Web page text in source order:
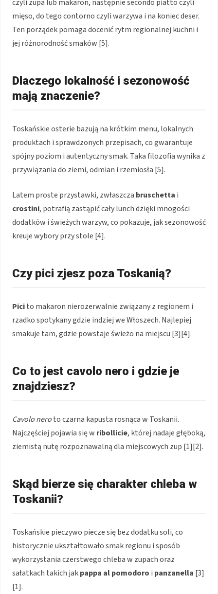
czyli zupa lub makaron, następnie secondo piatto czyli
mięso, do tego contorno czyli warzywa i na koniec deser.
Ten porządek pomaga docenić rytm regionalnej kuchni i
jej różnorodność smaków [5].
Dlaczego lokalność i sezonowość
mają znaczenie?
Toskańskie osterie bazują na krótkim menu, lokalnych
produktach i sprawdzonych przepisach, co gwarantuje
spójny poziom i autentyczny smak. Taka filozofia wynika z
przywiązania do ziemi, odmian i rzemiosła [5].
Latem proste przystawki, zwłaszcza bruschetta i
crostini, potrafią zastąpić cały lunch dzięki mnogości
dodatków i świeżych warzyw, co pokazuje, jak sezonowość
kreuje wybory przy stole [4].
Czy pici zjesz poza Toskanią?
Picito makaron nierozerwalnie związany z regionem i
rzadko spotykany gdzie indziej we Włoszech. Najlepiej
smakuje tam, gdzie powstaje świeżo na miejscu [3][4].
Co to jest cavolo nero i gdzie je
znajdziesz?
Cavolo neroto czarna kapusta rosnąca w Toskanii.
Najczęściej pojawia się w ribollicie, której nadaje głęboką,
ziemistą nutę rozpoznawalną dla miejscowych zup [1][2].
Skąd bierze się charakter chleba w
Toskanii?
Toskańskie pieczywo piecze się bez dodatku soli, co
historycznie ukształtowało smak regionu i sposób
wykorzystania czerstwego chleba w zupach oraz
sałatkach takich jakpappa al pomodoro i panzanella [3]
[1].